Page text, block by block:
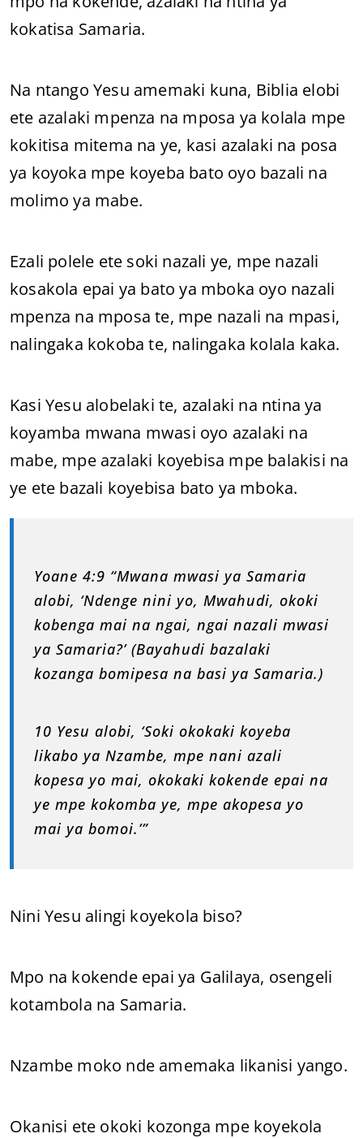
kokatisa Samaria.
Na ntango Yesu amemaki kuna, Biblia elobi
ete azalaki mpenza na mposa ya kolala mpe
kokitisa mitema na ye, kasi azalaki na posa
ya koyoka mpe koyeba bato oyo bazali na
molimo ya mabe.
Ezali polele ete soki nazali ye, mpe nazali
kosakola epai ya bato ya mboka oyo nazali
mpenza na mposa te, mpe nazali na mpasi,
nalingaka kokoba te, nalingaka kolala kaka.
Kasi Yesu alobelaki te, azalaki na ntina ya
koyamba mwana mwasi oyo azalaki na
mabe, mpe azalaki koyebisa mpe balakisi na
ye ete bazali koyebisa bato ya mboka.
Yoane 4:9 “Mwana mwasi ya Samaria
alobi, ‘Ndenge nini yo, Mwahudi, okoki
kobenga mai na ngai, ngai nazali mwasi
ya Samaria?’ (Bayahudi bazalaki
kozanga bomipesa na basi ya Samaria.)
10 Yesu alobi, ‘Soki okokaki koyeba
likabo ya Nzambe, mpe nani azali
kopesa yo mai, okokaki kokende epai na
ye mpe kokomba ye, mpe akopesa yo
mai ya bomoi.’”
Nini Yesu alingi koyekola biso?
Mpo na kokende epai ya Galilaya, osengeli
kotambola na Samaria.
Nzambe moko nde amemaka likanisi yango.
Okanisi ete okoki kozonga mpe koyekola